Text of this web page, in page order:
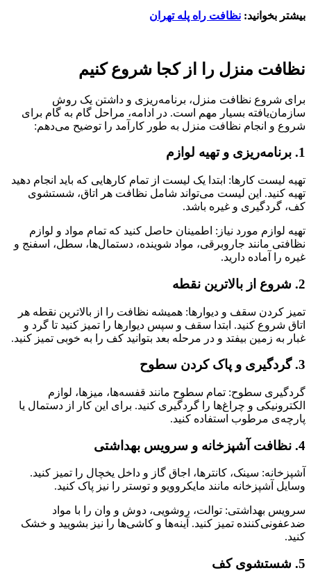
بیشتر بخوانید: نظافت راه پله تهران
نظافت منزل را از کجا شروع کنیم
برای شروع نظافت منزل، برنامه‌ریزی و داشتن یک روش
سازمان‌یافته بسیار مهم است. در ادامه، مراحل گام به گام برای
شروع و انجام نظافت منزل به طور کارآمد را توضیح می‌دهم:
1. برنامه‌ریزی و تهیه لوازم
تهیه لیست کارها: ابتدا یک لیست از تمام کارهایی که باید انجام دهید
تهیه کنید. این لیست می‌تواند شامل نظافت هر اتاق، شستشوی
کف، گردگیری و غیره باشد.
تهیه لوازم مورد نیاز: اطمینان حاصل کنید که تمام مواد و لوازم
نظافتی مانند جاروبرقی، مواد شوینده، دستمال‌ها، سطل، اسفنج و
غیره را آماده دارید.
2. شروع از بالاترین نقطه
تمیز کردن سقف و دیوارها: همیشه نظافت را از بالاترین نقطه هر
اتاق شروع کنید. ابتدا سقف و سپس دیوارها را تمیز کنید تا گرد و
غبار به زمین بیفتد و در مرحله بعد بتوانید کف را به خوبی تمیز کنید.
3. گردگیری و پاک کردن سطوح
گردگیری سطوح: تمام سطوح مانند قفسه‌ها، میزها، لوازم
الکترونیکی و چراغ‌ها را گردگیری کنید. برای این کار از دستمال یا
پارچه‌ی مرطوب استفاده کنید.
4. نظافت آشپزخانه و سرویس بهداشتی
آشپزخانه: سینک، کانترها، اجاق گاز و داخل یخچال را تمیز کنید.
وسایل آشپزخانه مانند مایکروویو و توستر را نیز پاک کنید.
سرویس بهداشتی: توالت، روشویی، دوش و وان را با مواد
ضدعفونی‌کننده تمیز کنید. آینه‌ها و کاشی‌ها را نیز بشویید و خشک
کنید.
5. شستشوی کف